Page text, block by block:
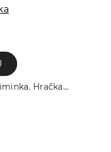
Hračka...